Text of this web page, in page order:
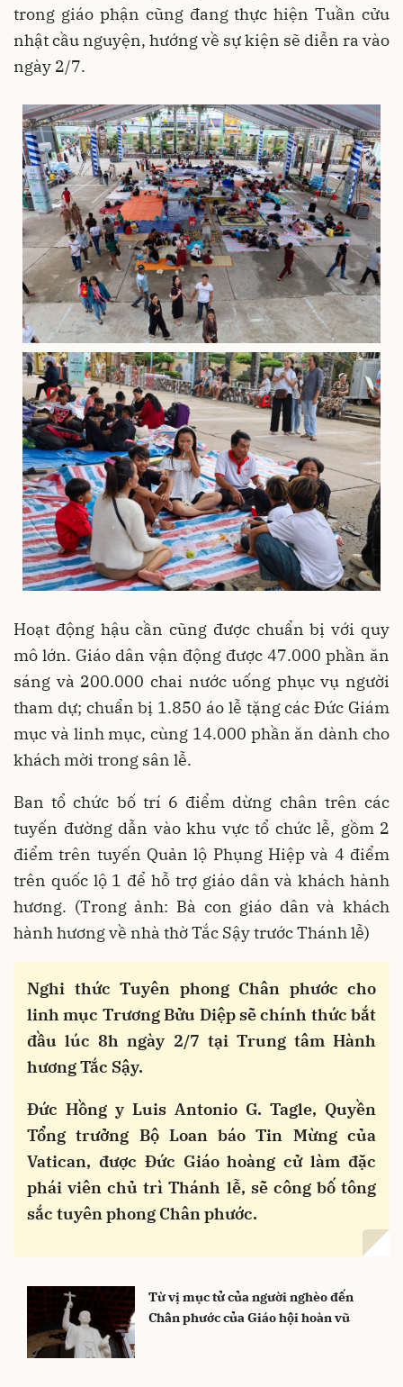
trong giáo phận cũng đang thực hiện Tuần cửu
nhật cầu nguyện, hướng về sự kiện sẽ diễn ra vào
ngày 2/7.
Hoạt động hậu cần cũng được chuẩn bị với quy
mô lớn. Giáo dân vận động được 47.000 phần ăn
sáng và 200.000 chai nước uống phục vụ người
tham dự; chuẩn bị 1.850 áo lễ tặng các Đức Giám
mục và linh mục, cùng 14.000 phần ăn dành cho
khách mời trong sân lễ.
Ban tổ chức bố trí 6 điểm dừng chân trên các
tuyến đường dẫn vào khu vực tổ chức lễ, gồm 2
điểm trên tuyến Quản lộ Phụng Hiệp và 4 điểm
trên quốc lộ 1 để hỗ trợ giáo dân và khách hành
hương. (Trong ảnh: Bà con giáo dân và khách
hành hương về nhà thờ Tắc Sậy trước Thánh lễ)
Nghi thức Tuyên phong Chân phước cho
linh mục Trương Bửu Diệp sẽ chính thức bắt
đầu lúc 8h ngày 2/7 tại Trung tâm Hành
hương Tắc Sậy.
Đức Hồng y Luis Antonio G. Tagle, Quyền
Tổng trưởng Bộ Loan báo Tin Mừng của
Vatican, được Đức Giáo hoàng cử làm đặc
phái viên chủ trì Thánh lễ, sẽ công bố tông
sắc tuyên phong Chân phước.
Từ vị mục tử của người nghèo đến
Chân phước của Giáo hội hoàn vũ